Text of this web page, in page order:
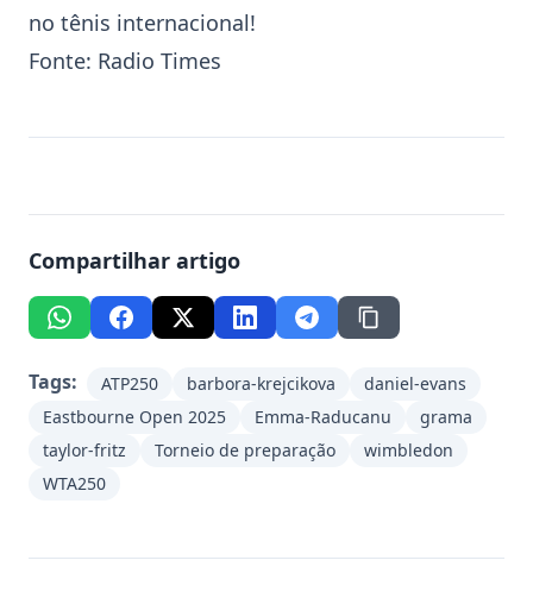
no tênis internacional!
Fonte: Radio Times
Compartilhar artigo
Tags: ATP250 barbora-krejcikova
daniel-evans
Eastbourne Open 2025
Emma-Raducanu
grama
taylor-fritz
Torneio de preparação
wimbledon
WTA250